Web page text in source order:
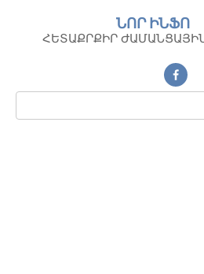
контенту
ՆՈՐ ԻՆՖՈ
ՀԵՏԱՔՐՔԻՐ
Поиск: